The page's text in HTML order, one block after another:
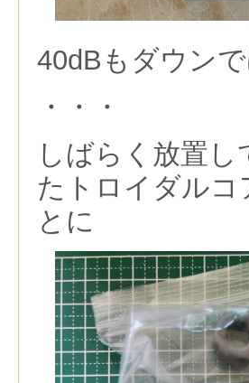
40dBもダウン
・・・
しばらく放置
たトロイダル
とに